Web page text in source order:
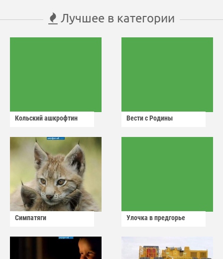
Лучшее в категории
Кольский ашкрофтин Вести с Родины
Симпатяги Улочка в предгорье